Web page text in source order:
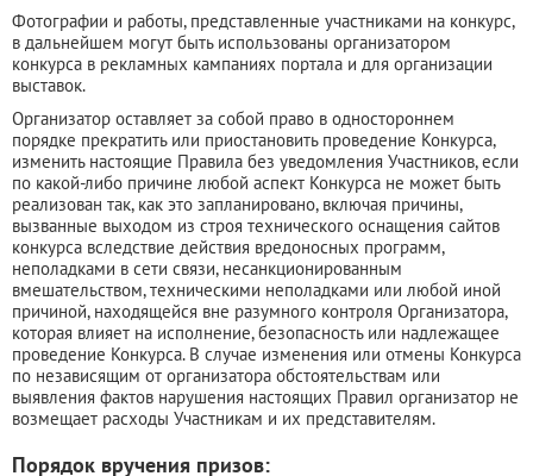
Фотографии и работы, представленные участниками на конкурс,
в дальнейшем могут быть использованы организатором
конкурса в рекламных кампаниях портала и для организации
выставок.
Организатор оставляет за собой право в одностороннем
порядке прекратить или приостановить проведение Конкурса,
изменить настоящие Правила без уведомления Участников, если
по какой-либо причине любой аспект Конкурса не может быть
реализован так, как это запланировано, включая причины,
вызванные выходом из строя технического оснащения сайтов
конкурса вследствие действия вредоносных программ,
неполадками в сети связи, несанкционированным
вмешательством, техническими неполадками или любой иной
причиной, находящейся вне разумного контроля Организатора,
которая влияет на исполнение, безопасность или надлежащее
проведение Конкурса. В случае изменения или отмены Конкурса
по независящим от организатора обстоятельствам или
выявления фактов нарушения настоящих Правил организатор не
возмещает расходы Участникам и их представителям.
Порядок вручения призов: